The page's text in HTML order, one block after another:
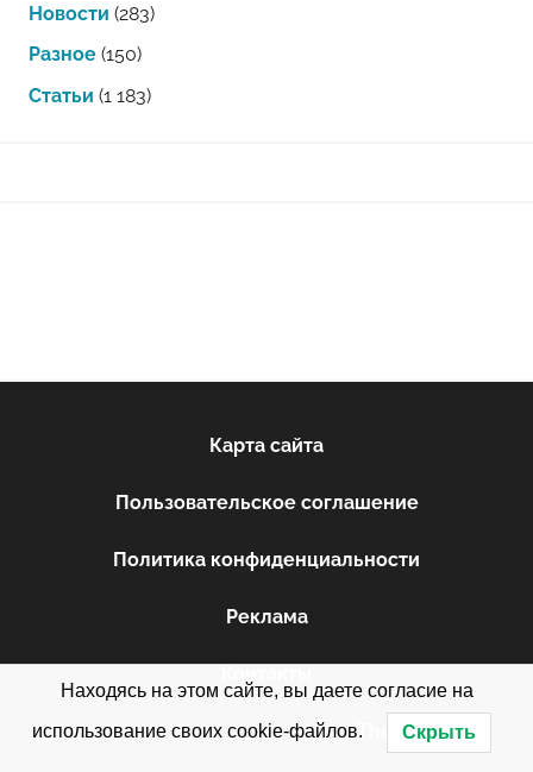
Новости (283)
Разное (150)
Статьи (1 183)
Карта сайта
Пользовательское соглашение
Политика конфиденциальности
Реклама
WordPress Theme: Donovan byThemeZee.
Находясь на этом сайте, вы даете согласие на
использование своих cookie-файлов. Скрыть